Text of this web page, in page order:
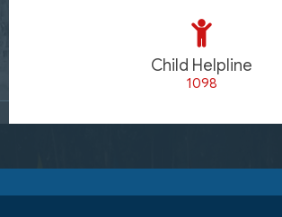
Child Helpline
1098